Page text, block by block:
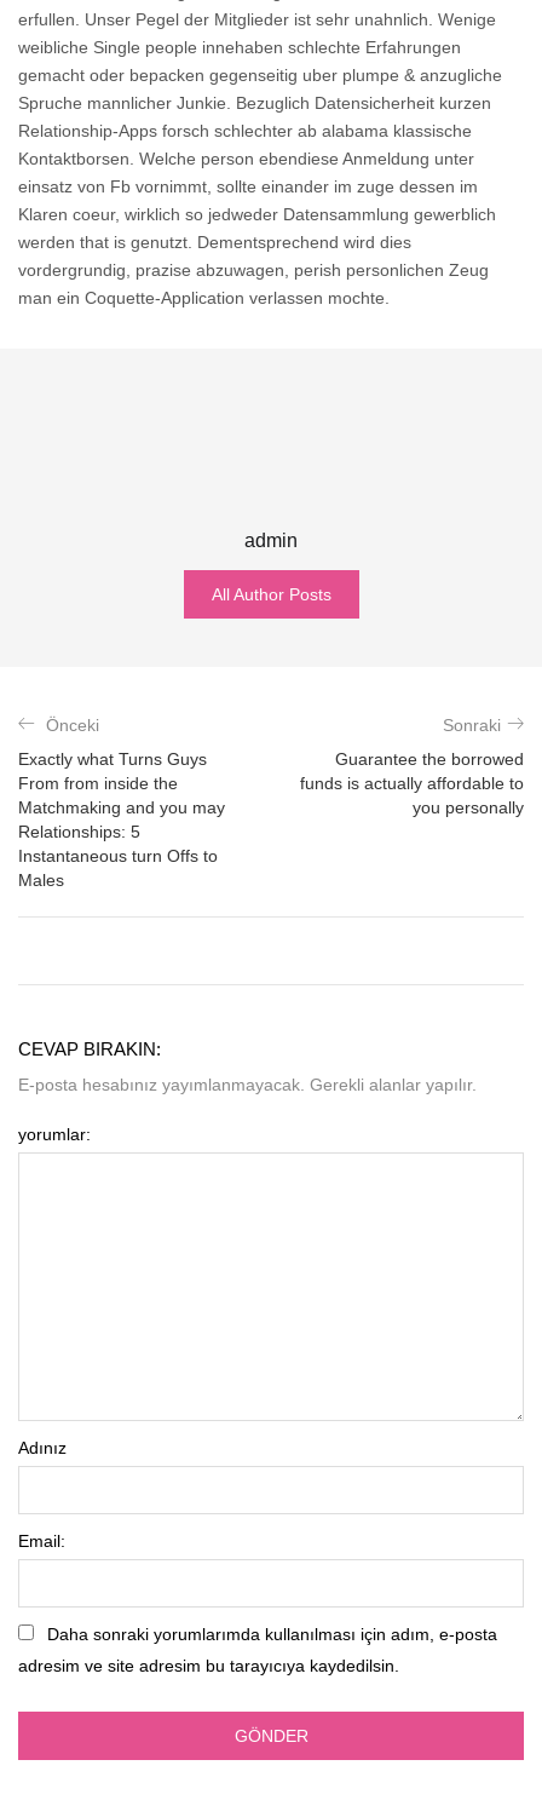
erfullen. Unser Pegel der Mitglieder ist sehr unahnlich. Wenige
weibliche Single people innehaben schlechte Erfahrungen
gemacht oder bepacken gegenseitig uber plumpe & anzugliche
Spruche mannlicher Junkie. Bezuglich Datensicherheit kurzen
Relationship-Apps forsch schlechter ab alabama klassische
Kontaktborsen. Welche person ebendiese Anmeldung unter
einsatz von Fb vornimmt, sollte einander im zuge dessen im
Klaren coeur, wirklich so jedweder Datensammlung gewerblich
werden that is genutzt. Dementsprechend wird dies
vordergrundig, prazise abzuwagen, perish personlichen Zeug
man ein Coquette-Application verlassen mochte.
admin
All Author Posts
Önceki
Exactly what Turns Guys
From from inside the
Matchmaking and you may
Relationships: 5
Instantaneous turn Offs to
Males
Sonraki
Guarantee the borrowed
funds is actually affordable to
you personally
CEVAP BIRAKIN:
E-posta hesabınız yayımlanmayacak. Gerekli alanlar yapılır.
yorumlar:
Adınız
Email:
Daha sonraki yorumlarımda kullanılması için adım, e-posta
adresim ve site adresim bu tarayıcıya kaydedilsin.